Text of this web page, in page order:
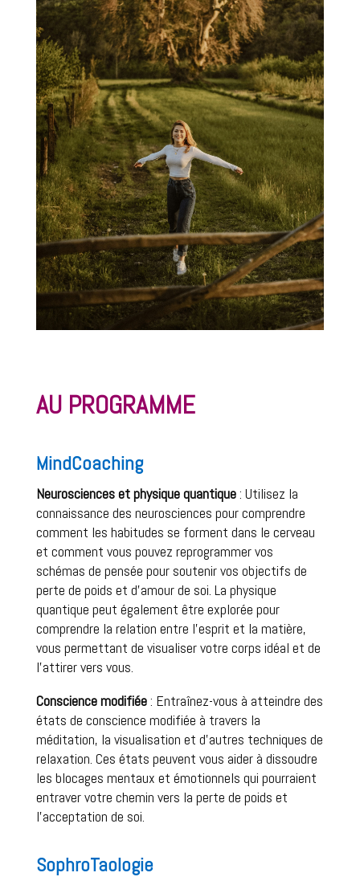
AU PROGRAMME
MindCoaching
Neurosciences et physique quantique : Utilisez la
connaissance des neurosciences pour comprendre
comment les habitudes se forment dans le cerveau
et comment vous pouvez reprogrammer vos
schémas de pensée pour soutenir vos objectifs de
perte de poids et d’amour de soi. La physique
quantique peut également être explorée pour
comprendre la relation entre l’esprit et la matière,
vous permettant de visualiser votre corps idéal et de
l’attirer vers vous.
Conscience modifiée : Entraînez-vous à atteindre des
états de conscience modifiée à travers la
méditation, la visualisation et d’autres techniques de
relaxation. Ces états peuvent vous aider à dissoudre
les blocages mentaux et émotionnels qui pourraient
entraver votre chemin vers la perte de poids et
l’acceptation de soi.
SophroTaologie